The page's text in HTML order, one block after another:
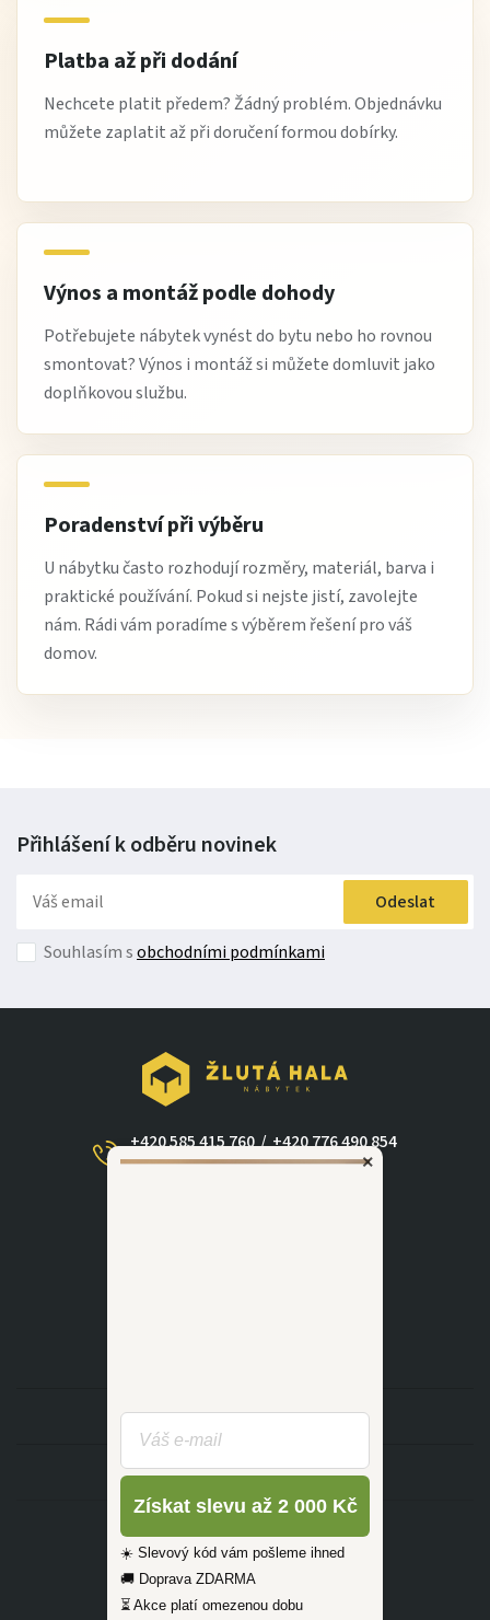
Platba až při dodání
Nechcete platit předem? Žádný problém. Objednávku
můžete zaplatit až při doručení formou dobírky.
Výnos a montáž podle dohody
Potřebujete nábytek vynést do bytu nebo ho rovnou
smontovat? Výnos i montáž si můžete domluvit jako
doplňkovou službu.
Poradenství při výběru
U nábytku často rozhodují rozměry, materiál, barva i
praktické používání. Pokud si nejste jistí, zavolejte
nám. Rádi vám poradíme s výběrem řešení pro váš
domov.
Přihlášení k odběru novinek
Odeslat
Souhlasím sobchodními podmínkami
+420 585 415 760
(Po - Ne 09:00-17:30)
/ +420 776 490 854
KATEGORIE
INFORMACE
×
Získat slevu až 2 000 Kč
☀️ Slevový kód vám pošleme ihned
🚚 Doprava ZDARMA
⏳ Akce platí omezenou dobu